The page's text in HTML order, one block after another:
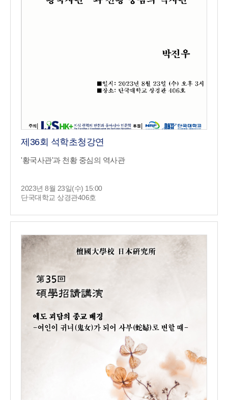
제36회 석학초청강연
'황국사관'과 천황 중심의 역사관
2023년 8월 23일(수) 15:00
단국대학교 상경관406호